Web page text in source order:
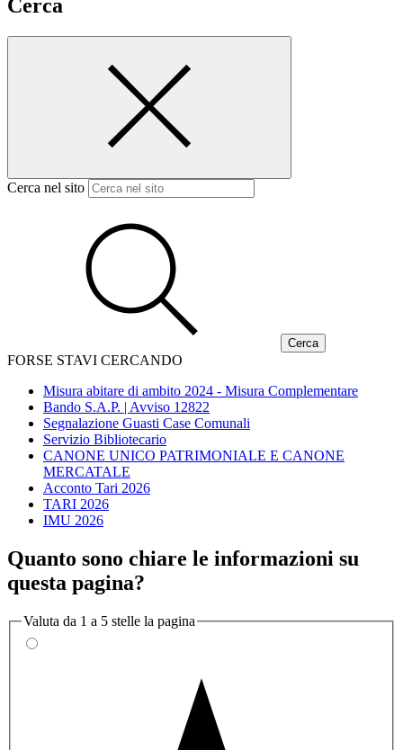
Cerca
Cerca nel sito
FORSE STAVI CERCANDO
Misura abitare di ambito 2024 - Misura Complementare
Bando S.A.P. | Avviso 12822
Segnalazione Guasti Case Comunali
Servizio Bibliotecario
CANONE UNICO PATRIMONIALE E CANONE
MERCATALE
Acconto Tari 2026
TARI 2026
IMU 2026
Quanto sono chiare le informazioni su
questa pagina?
Valuta da 1 a 5 stelle la pagina